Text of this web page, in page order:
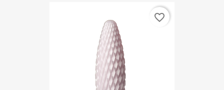
favorite_border